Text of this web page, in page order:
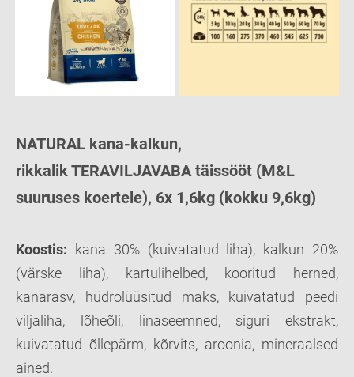
NATURAL kana-kalkun,
rikkalik TERAVILJAVABA täissööt (M&L
suuruses koertele), 6x 1,6kg (kokku 9,6kg)
Koostis: kana 30% (kuivatatud liha), kalkun 20%
(värske liha), kartulihelbed, kooritud herned,
kanarasv, hüdrolüüsitud maks, kuivatatud peedi
viljaliha, lõheõli, linaseemned, siguri ekstrakt,
kuivatatud õllepärm, kõrvits, aroonia, mineraalsed
ained.